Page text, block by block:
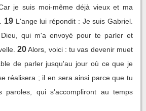
je suis moi-même déjà vieux et ma
19 L'ange lui répondit : Je suis Gabriel.
qui m'a envoyé pour te parler et
20 Alors, voici : tu vas devenir muet
de parler jusqu'au jour où ce que je
réalisera ; il en sera ainsi parce que tu
qui s'accompliront au temps